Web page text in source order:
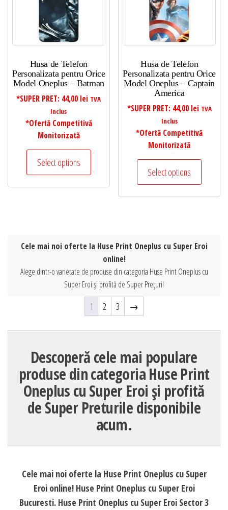
Husa de Telefon
Personalizata pentru Orice
Model Oneplus – Batman
*SUPER PRET: 44,00 lei TVA
Inclus
*Ofertă Competitivă
Monitorizată
Select options
Husa de Telefon
Personalizata pentru Orice
Model Oneplus – Captain
America
*SUPER PRET: 44,00 lei TVA
Inclus
*Ofertă Competitivă
Monitorizată
Select options
Cele mai noi oferte la Huse Print Oneplus cu Super Eroi
online!
Alege dintr-o varietate de produse din categoria Huse Print Oneplus cu
Super Eroi și profită de Super Prețuri!
1 2 3 →
Descoperă cele mai populare
produse din categoria Huse Print
Oneplus cu Super Eroi și profită
de Super Preturile disponibile
acum.
Cele mai noi oferte la Huse Print Oneplus cu Super
Eroi online! Huse Print Oneplus cu Super Eroi
Bucuresti. Huse Print Oneplus cu Super Eroi Sector 3